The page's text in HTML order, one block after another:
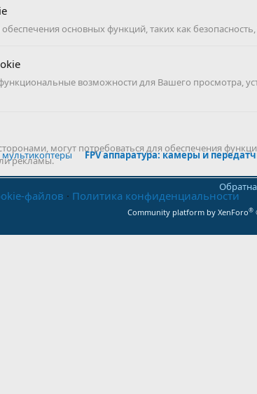
FPV аппаратура: камеры и
Community platform by XenForo®
основных функций, таких как
возможности для Вашего просмотра,
могут потребоваться для обеспечения
рекламы.
файлов Политика конфиденциальности